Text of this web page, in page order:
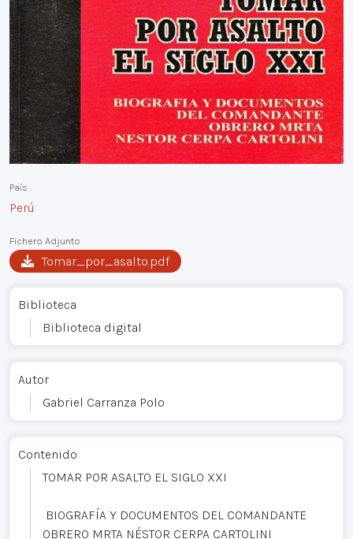
País
Perú
Fichero Adjunto
Tomar_por_asalto.pdf
Biblioteca
Biblioteca digital
Autor
Gabriel Carranza Polo
Contenido
TOMAR POR ASALTO EL SIGLO XXI
BIOGRAFÍA Y DOCUMENTOS DEL COMANDANTE
OBRERO MRTA NÉSTOR CERPA CARTOLINI